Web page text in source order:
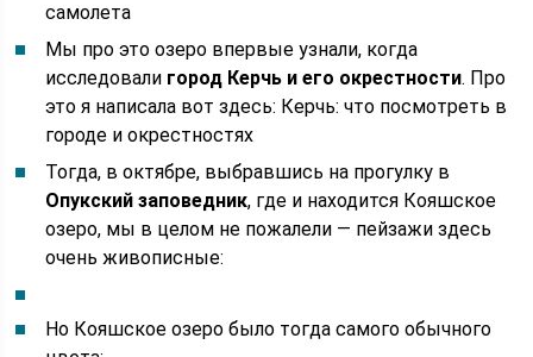
самолета
Мы про это озеро впервые узнали, когда
исследовали город Керчь и его окрестности. Про
это я написала вот здесь: Керчь: что посмотреть в
городе и окрестностях
Тогда, в октябре, выбравшись на прогулку в
Опукский заповедник, где и находится Кояшское
озеро, мы в целом не пожалели — пейзажи здесь
очень живописные:
Но Кояшское озеро было тогда самого обычного